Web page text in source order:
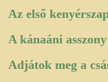
Az első
A kánaáni
Adjátok meg a